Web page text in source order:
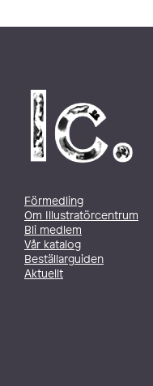
Förmedling
Om Illustratörcentrum
Bli medlem
Vår katalog
Beställarguiden
Aktuellt